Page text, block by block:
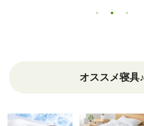
オススメ寝具♪